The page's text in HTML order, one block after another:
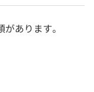
あります。